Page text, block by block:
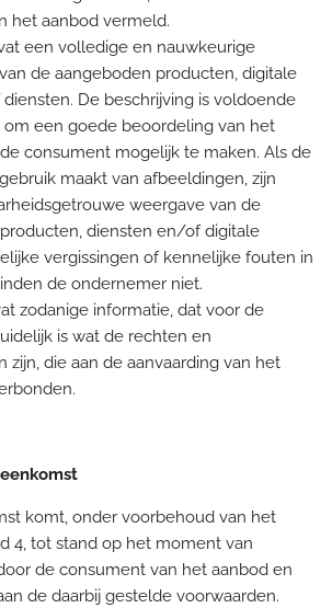
het aanbod vermeld.
een volledige en nauwkeurige
de aangeboden producten, digitale
De beschrijving is voldoende
een goede beoordeling van het
consument mogelijk te maken. Als de
maakt van afbeeldingen, zijn
weergave van de
diensten en/of digitale
vergissingen of kennelijke fouten in
de ondernemer niet.
zodanige informatie, dat voor de
is wat de rechten en
zijn, die aan de aanvaarding van het
komt, onder voorbehoud van het
4, tot stand op het moment van
de consument van het aanbod en
de daarbij gestelde voorwaarden.